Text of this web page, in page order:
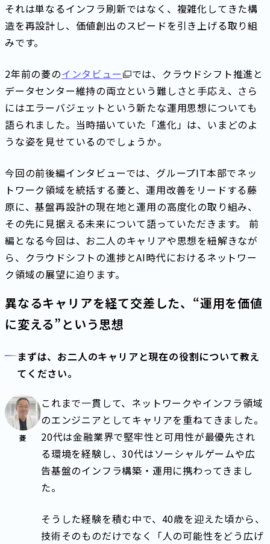
それは単なるインフラ刷新ではなく、複雑化してきた構
造を再設計し、価値創出のスピードを引き上げる取り組
みです。
2年前の菱のインタビュー
では、クラウドシフト推進と
データセンター維持の両立という難しさと手応え、さら
にはエラーバジェットという新たな運用思想についても
語られました。当時描いていた「進化」は、いまどのよ
うな姿を見せているのでしょうか――。
今回の前後編インタビューでは、グループIT本部でネッ
トワーク領域を統括する菱と、運用改善をリードする藤
原に、基盤再設計の現在地と運用の高度化の取り組み、
その先に見据える未来について語っていただきます。 前
編となる今回は、お二人のキャリアや思想を紐解きなが
ら、クラウドシフトの進捗とAI時代におけるネットワー
ク領域の展望に迫ります。
異なるキャリアを経て交差した、“運用を価値
に変える”という思想
まずは、お二人のキャリアと現在の役割について教え
てください。
菱
これまで一貫して、ネットワークやインフラ領域
のエンジニアとしてキャリアを重ねてきました。
20代は金融業界で堅牢性と可用性が最優先され
る環境を経験し、30代はソーシャルゲームや広
告基盤のインフラ構築・運用に携わってきまし
た。
そうした経験を積む中で、40歳を迎えた頃から、
技術そのものだけでなく「人の可能性をどう広げ